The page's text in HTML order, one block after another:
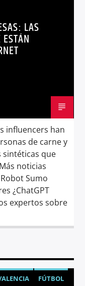
LAS
influencers han
de carne y
sintéticas que
noticias
Sumo
¿ChatGPT
expertos sobre
FÚTBOL